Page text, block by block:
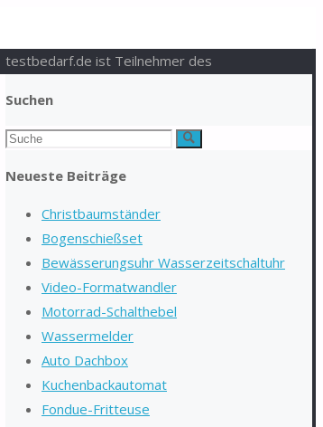
Suchen
Suchen
Suche
Neueste Beiträge
Christbaumständer
Bogenschießset
Bewässerungsuhr Wasserzeitschaltuhr
Video-Formatwandler
Motorrad-Schalthebel
Wassermelder
Auto Dachbox
Kuchenbackautomat
Fondue-Fritteuse
testbedarf.de ist Teilnehmer des